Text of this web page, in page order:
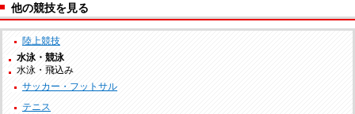
他の競技を見る
陸上競技
水泳・競泳
水泳・飛込み
サッカー・フットサル
テニス